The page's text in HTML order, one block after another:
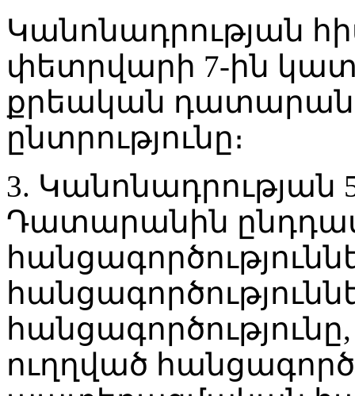
Կանոնադրության
փետրվարի 7-ին
քրեական
ընտրությունը։
3. Կանոնադրության
Դատարանին
ուղղված